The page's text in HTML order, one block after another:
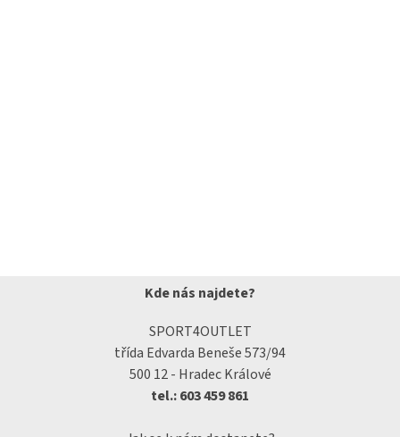
Kde nás najdete?
SPORT4OUTLET
třída Edvarda Beneše 573/94
500 12 - Hradec Králové
tel.: 603 459 861